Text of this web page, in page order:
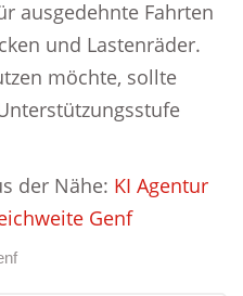
ausgedehnte Fahrten
und Lastenräder.
möchte, sollte
der Nähe: KI Agentur
Genf